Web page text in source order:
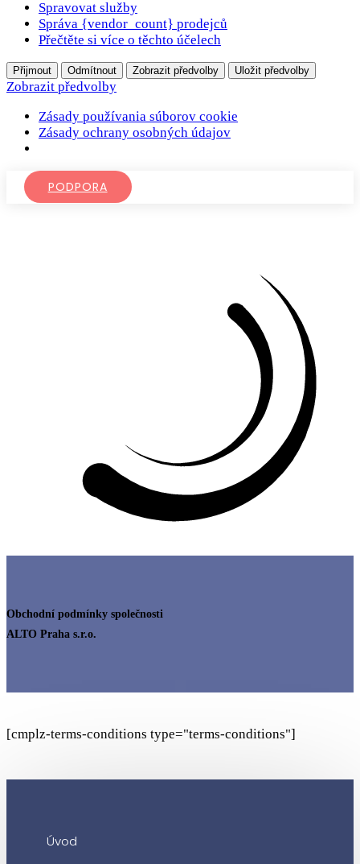
Spravovat služby
Správa {vendor_count} prodejců
Přečtěte si více o těchto účelech
Přijmout Odmítnout Zobrazit předvolby Uložit předvolby
Zobrazit předvolby
Zásady používania súborov cookie
Zásady ochrany osobných údajov
PODPORA
Obchodní podmínky společnosti
ALTO Praha s.r.o.
[cmplz-terms-conditions type="terms-conditions"]
Úvod